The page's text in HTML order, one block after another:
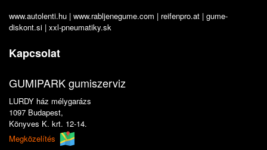
www.autolenti.hu | www.rabljenegume.com | reifenpro.at | gume-
diskont.si | xxl-pneumatiky.sk
Kapcsolat
GUMIPARK gumiszerviz
LURDY ház mélygarázs
1097 Budapest,
Könyves K. krt. 12-14.
Megközelítés